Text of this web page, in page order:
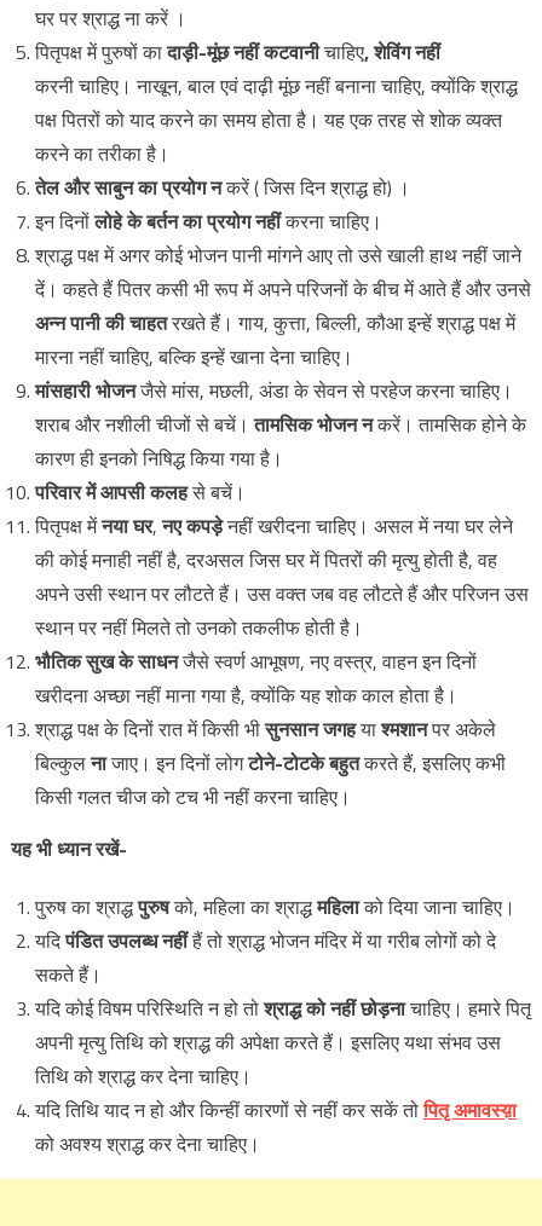
घर पर श्राद्ध ना करें ।
पितृपक्ष में पुरुषों कादाड़ी-मूंछ नहीं कटवानीचाहिए,शेविंग नहीं
करनी चाहिए। नाखून, बाल एवं दाढ़ी मूंछ नहीं बनाना चाहिए, क्योंकि श्राद्ध
पक्ष पितरों को याद करने का समय होता है। यह एक तरह से शोक व्यक्त
करने का तरीका है।
तेल और साबुन का प्रयोग नकरें ( जिस दिन श्राद्ध हो) ।
इन दिनोंलोहे के बर्तन का प्रयोग नहींकरना चाहिए।
श्राद्ध पक्ष में अगर कोई भोजन पानी मांगने आए तो उसे खाली हाथ नहीं जाने
दें। कहते हैं पितर कसी भी रूप में अपने परिजनों के बीच में आते हैं और उनसे
अन्न पानी की चाहतरखते हैं। गाय, कुत्ता, बिल्ली, कौआ इन्हें श्राद्ध पक्ष में
मारना नहीं चाहिए, बल्कि इन्हें खाना देना चाहिए।
मांसहारी भोजनजैसे मांस, मछली, अंडा के सेवन से परहेज करना चाहिए।
शराब और नशीली चीजों से बचें। तामसिक भोजन नकरें। तामसिक होने के
कारण ही इनको निषिद्ध किया गया है।
परिवार में आपसी कलहसे बचें।
पितृपक्ष मेंनया घर,नए कपड़ेनहीं खरीदना चाहिए। असल में नया घर लेने
की कोई मनाही नहीं है, दरअसल जिस घर में पितरों की मृत्यु होती है, वह
अपने उसी स्थान पर लौटते हैं। उस वक्त जब वह लौटते हैं और परिजन उस
स्थान पर नहीं मिलते तो उनको तकलीफ होती है।
भौतिक सुख के साधनजैसे स्वर्ण आभूषण, नए वस्त्र, वाहन इन दिनों
खरीदना अच्छा नहीं माना गया है, क्योंकि यह शोक काल होता है।
श्राद्ध पक्ष के दिनों रात में किसी भीसुनसान जगहयाश्मशानपर अकेले
बिल्कुलनाजाए। इन दिनों लोगटोने-टोटके बहुतकरते हैं, इसलिए कभी
किसी गलत चीज को टच भी नहीं करना चाहिए।
यह भी ध्यान रखें-
पुरुष का श्राद्धपुरुषको, महिला का श्राद्धमहिलाको दिया जाना चाहिए।
यदिपंडित उपलब्ध नहींहैं तो श्राद्ध भोजन मंदिर में या गरीब लोगों को दे
सकते हैं।
यदि कोई विषम परिस्थिति न हो तोश्राद्ध को नहीं छोड़नाचाहिए। हमारे पितृ
अपनी मृत्यु तिथि को श्राद्ध की अपेक्षा करते हैं। इसलिए यथा संभव उस
तिथि को श्राद्ध कर देना चाहिए।
यदि तिथि याद न हो और किन्हीं कारणों से नहीं कर सकें तोपितृ अमावस्य़ा
को अवश्य श्राद्ध कर देना चाहिए।